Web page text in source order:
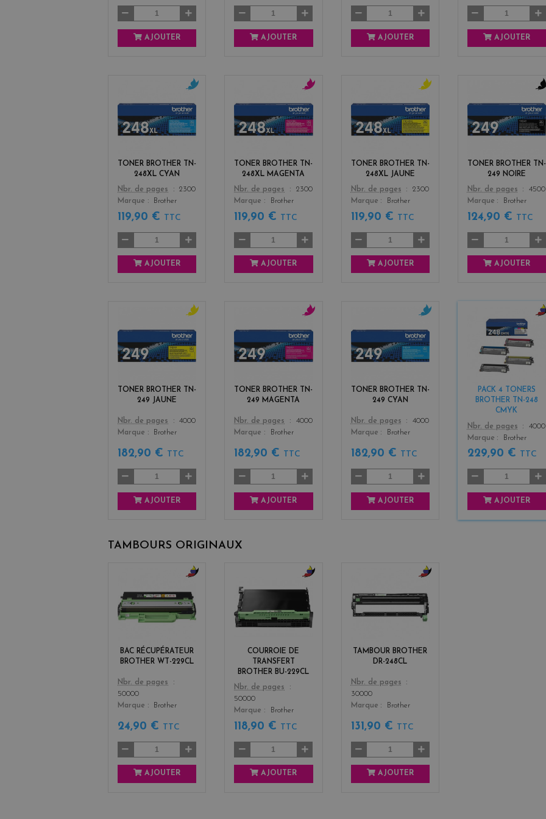
AJOUTER AJOUTER AJOUTER AJOUTER
TONER BROTHER TN-
248XL CYAN
Color
y
a
n
Nbr. de pages
2300
Marque
Brother
119,90 € TTC
AJOUTER
TONER BROTHER TN-
248XL MAGENTA
Color
a
g
e
a
Nbr. de pages
2300
Marque
Brother
119,90 € TTC
AJOUTER
TONER BROTHER TN-
248XL JAUNE
Color
e
l
l
Nbr. de pages
2300
Marque
Brother
119,90 € TTC
AJOUTER
TONER BROTHER TN-
249 NOIRE
Color
l
a
c
Nbr. de pages
4500
Marque
Brother
124,90 € TTC
AJOUTER
TONER BROTHER TN-
249 JAUNE
Color
e
l
l
Nbr. de pages
4000
Marque
Brother
182,90 € TTC
AJOUTER
TONER BROTHER TN-
249 MAGENTA
Color
a
g
e
a
Nbr. de pages
4000
Marque
Brother
182,90 € TTC
AJOUTER
TONER BROTHER TN-
249 CYAN
Color
y
a
n
Nbr. de pages
4000
Marque
Brother
182,90 € TTC
AJOUTER
PACK 4 TONERS
BROTHER TN-248
CMYK
Color
Nbr. de pages
4000
Marque
Brother
229,90 € TTC
AJOUTER
TAMBOURS ORIGINAUX
BAC RÉCUPÉRATEUR
BROTHER WT-229CL
Color
l
a
c
3
Nbr. de pages
50000
Marque
Brother
24,90 € TTC
AJOUTER
COURROIE DE
TRANSFERT
BROTHER BU-229CL
Color
c
Nbr. de pages
50000
Marque
Brother
118,90 € TTC
AJOUTER
TAMBOUR BROTHER
DR-248CL
Color
l
c
3
Nbr. de pages
30000
Marque
Brother
131,90 € TTC
AJOUTER